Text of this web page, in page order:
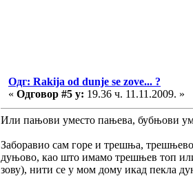
Одг: Rakija od dunje se zove... ?
« Одговор #5 у: 19.36 ч. 11.11.2009. »
Или пањови уместо пањева, бубњови
Заборавио сам горе и трешња,
дуњово, као што имамо трешњев топ
зову), нити се у мом дому икад пекла